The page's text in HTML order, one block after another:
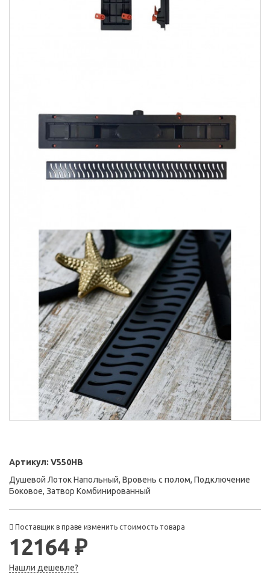
Артикул: V550HB
Душевой Лоток Напольный, Вровень с полом, Подключение
Боковое, Затвор Комбинированный
Поставщик в праве изменить стоимость товара
12164 ₽
Нашли дешевле?